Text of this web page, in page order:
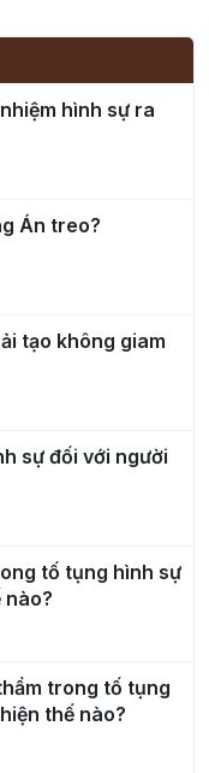
hình sự ra
Án treo?
tạo không giam
sự đối với người
tố tụng hình sự
trong tố tụng
thế nào?